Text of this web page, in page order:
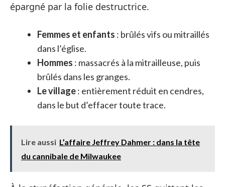
épargné par la folie destructrice.
Femmes et enfants : brûlés vifs ou mitraillés
dans l’église.
Hommes : massacrés à la mitrailleuse, puis
brûlés dans les granges.
Le village: entièrement réduit en cendres,
dans le but d’effacer toute trace.
Lire aussi L’affaire Jeffrey Dahmer : dans la tête
du cannibale de Milwaukee